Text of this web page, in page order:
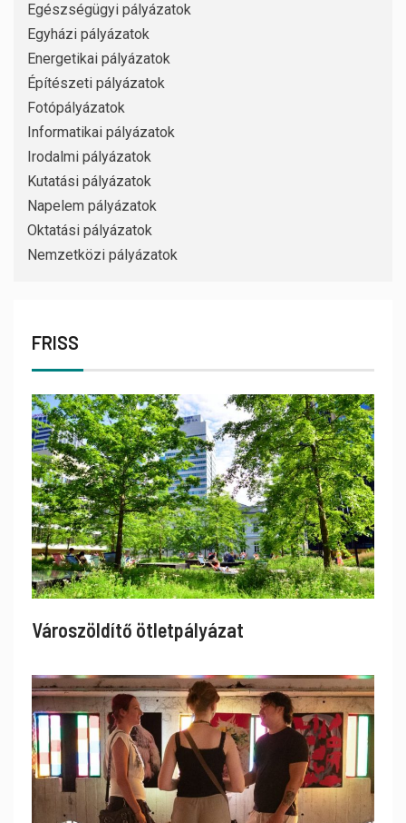
Egészségügyi pályázatok
Egyházi pályázatok
Energetikai pályázatok
Építészeti pályázatok
Fotópályázatok
Informatikai pályázatok
Irodalmi pályázatok
Kutatási pályázatok
Napelem pályázatok
Oktatási pályázatok
Nemzetközi pályázatok
FRISS
Városzöldítő ötletpályázat